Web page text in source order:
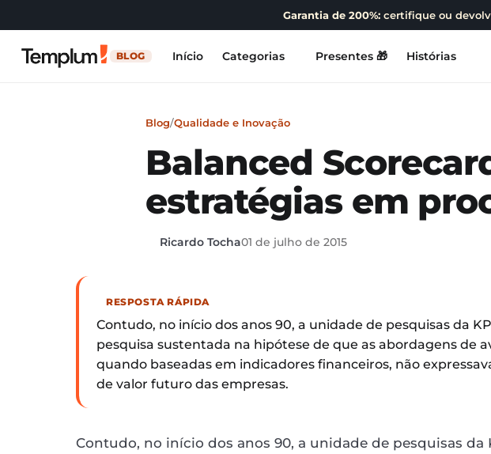
Garantia de 200%: certifique ou
BLOG Início Categorias Presentes 🎁 Histórias
Blog/Qualidade e Inovação
Balanced
estratégias em
Ricardo Tocha01 de julho de 2015
RESPOSTA RÁPIDA
Contudo, no início dos anos 90, a unidade de pesquisas da
pesquisa sustentada na hipótese de que as abordagens de
quando baseadas em indicadores financeiros, não
de valor futuro das empresas.
Contudo, no início dos anos 90, a unidade de pesquisas da